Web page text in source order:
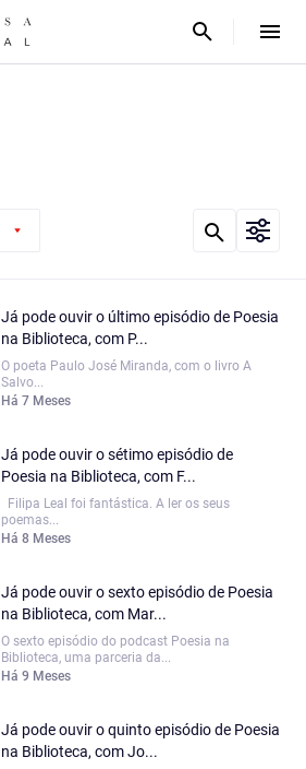
Já pode ouvir o último episódio de Poesia
na Biblioteca, com P...
O poeta Paulo José Miranda, com o livro A
Salvo...
Há 7 Meses
Já pode ouvir o sétimo episódio de
Poesia na Biblioteca, com F...
Filipa Leal foi fantástica. A ler os seus
poemas...
Há 8 Meses
Já pode ouvir o sexto episódio de Poesia
na Biblioteca, com Mar...
O sexto episódio do podcast Poesia na
Biblioteca, uma parceria da...
Há 9 Meses
Já pode ouvir o quinto episódio de Poesia
na Biblioteca, com Jo...